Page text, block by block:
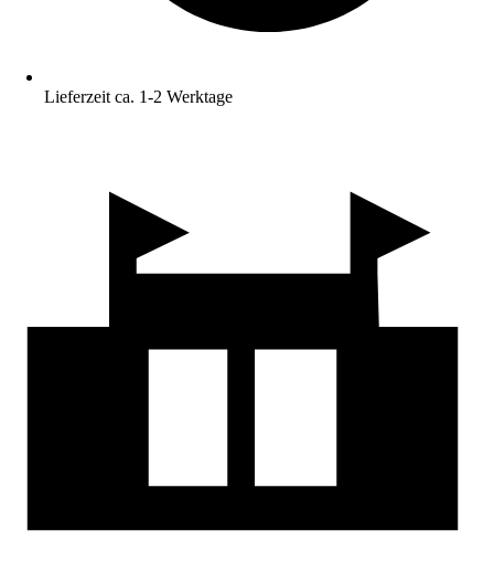
Lieferzeit ca. 1-2 Werktage